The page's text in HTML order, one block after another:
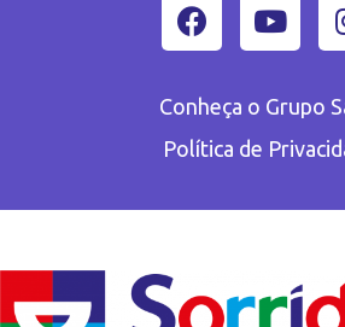
Conheça o Grupo
Política de